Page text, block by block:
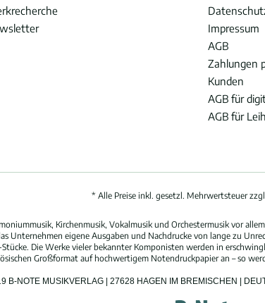
Impressum
AGB
Zahlungen
Kunden
AGB für
AGB für
* Alle Preise inkl. gesetzl. Mehrwertsteuer
Kirchenmusik, Vokalmusik und Orchestermusik vor
Unternehmen eigene Ausgaben und Nachdrucke von lange zu
Die Werke vieler bekannter Komponisten werden in
Großformat auf hochwertigem Notendruckpapier an – so
B-NOTE MUSIKVERLAG | 27628 HAGEN IM BREMISCHEN |